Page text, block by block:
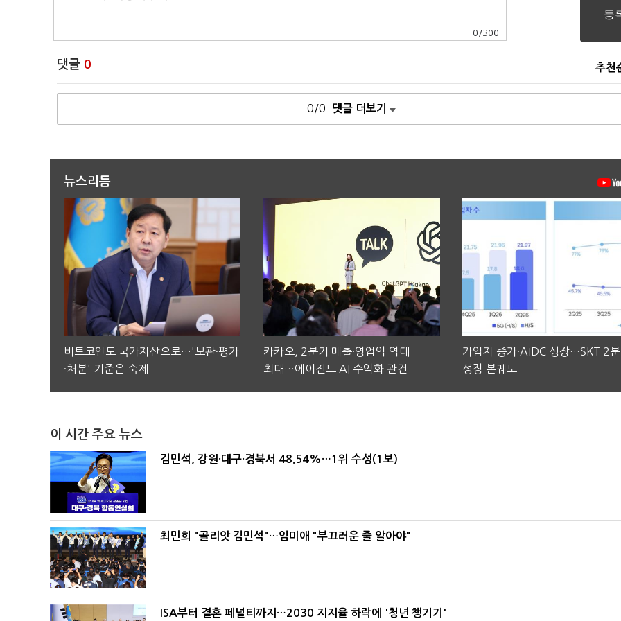
0 /300
댓글 0 추천
0/0 댓글 더보기
뉴스리듬
비트코인도 국가자산으로…'보관·평가
·처분' 기준은 숙제
카카오, 2분기 매출·영업익 역대
최대…에이전트 AI 수익화 관건
가입자 증가·AIDC 성장…SKT 2
성장 본궤도
이 시간 주요 뉴스
김민석, 강원·대구·경북서 48.54%…1위 수성(1보)
최민희 "골리앗 김민석"…임미애 "부끄러운 줄 알아야"
ISA부터 결혼 페널티까지…2030 지지율 하락에 '청년 챙기기'